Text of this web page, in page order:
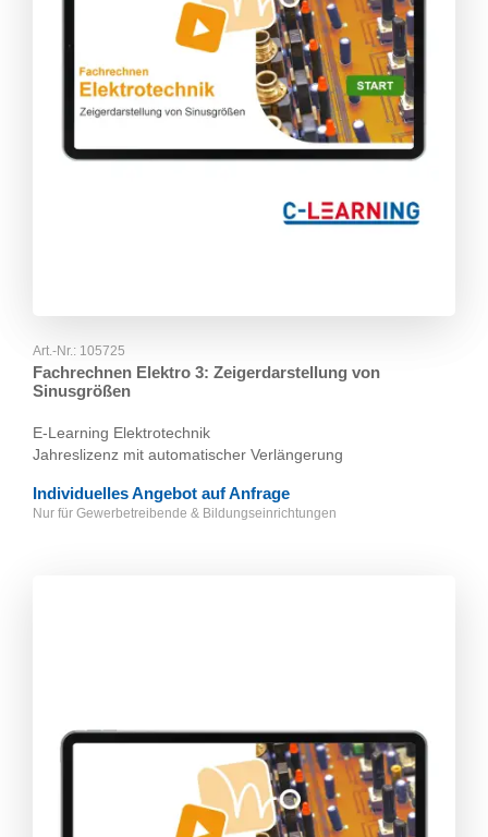
Art.-Nr.: 105725
Fachrechnen Elektro 3: Zeigerdarstellung von
Sinusgrößen
E-Learning Elektrotechnik
Jahreslizenz mit automatischer Verlängerung
Individuelles Angebot auf Anfrage
Nur für Gewerbetreibende & Bildungseinrichtungen